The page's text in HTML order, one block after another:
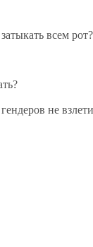
всем рот?
не